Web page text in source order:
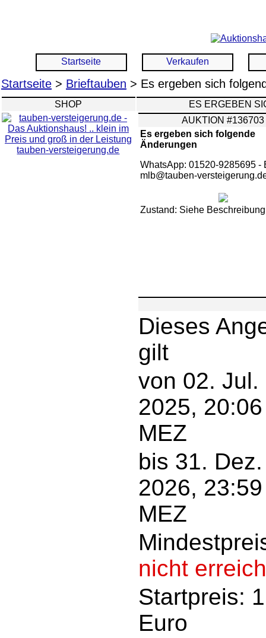
Startseite Verkaufen
Startseite > Brieftauben > Es ergeben sich
SHOP
tauben-versteigerung.de
ES ERGEBEN
AUKTION #136703
Es ergeben sich folgende
Änderungen
WhatsApp: 01520-9285695 -
mlb@tauben-
Zustand: Siehe Beschreibung
Dieses
gilt
von 02. Jul.
2025, 20:06
MEZ
bis 31. Dez.
2026, 23:59
MEZ
nicht
Startpreis:
Euro